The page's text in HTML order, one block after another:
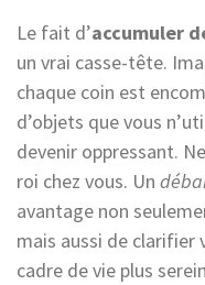
Le fait d’accumuler
un vrai casse-tête.
chaque coin est
d’objets que vous
devenir oppressant.
roi chez vous. Un
avantage non
mais aussi de clarifier
cadre de vie plus